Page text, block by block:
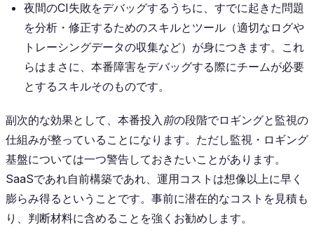
夜間のCI失敗をデバッグするうちに、すでに起きた問題
を分析・修正するためのスキルとツール（適切なログや
トレーシングデータの収集など）が身につきます。これ
らはまさに、本番障害をデバッグする際にチームが必要
とするスキルそのものです。
副次的な効果として、本番投入 前の段階でロギングと監視の
仕組みが整っていることになります。ただし監視・ロギング
基盤については一つ警告しておきたいことがあります。
SaaSであれ自前構築であれ、運用コストは想像以上に早く
膨らみ得るということです。事前に潜在的なコストを見積も
り、判断材料に含めることを強くお勧めします。